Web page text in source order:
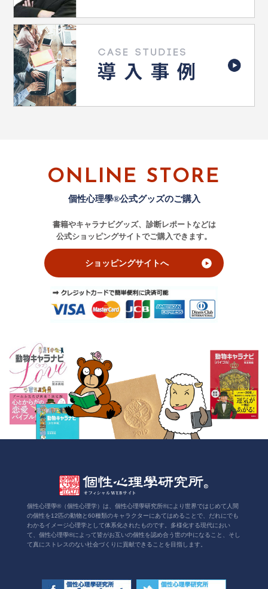
ONLINE STORE
個性心理學®公式グッズのご購入
書籍やキャラナビグッズ、診断レポートなどは
公式ショッピングサイトでご購入できます。
ショッピングサイトへ
個性心理學®（個性心理学）は、個性心理學研究所®により世界ではじめて人間
の個性を12匹の動物と60種類のキャラクターにあてはめることで、だれにでも
わかるイメージ心理学として体系化されたものです。多様化する現代におい
て、個性心理學®によって皆がお互いの個性を認め合う世の中になること、そし
て真にストレスのない社会づくりに貢献できることを目指します。